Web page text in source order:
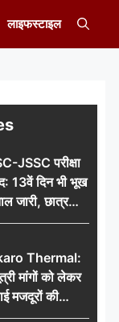
लाइफस्टाइल
JSSC परीक्षा
13वें दिन भी भूख
जारी, छात्र
जांच नहीं तो
Thermal:
मांगों को लेकर
मजदूरों की
12 अगस्त के